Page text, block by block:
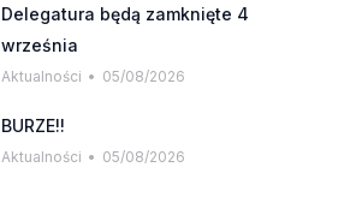
Delegatura będą zamknięte 4
września
Aktualności 05/08/2026
BURZE!!
Aktualności 05/08/2026